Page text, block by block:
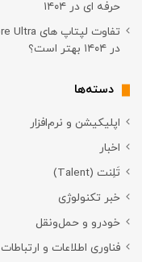
حرفه ای در ۱۴۰۴
در ۱۴۰۴ بهتر است؟
دسته‌ها
اپلیکیشن و نرم‌افزار
اخبار
تَلِنت (Talent)
خبر تکنولوژی
خودرو و حمل‌و‌نقل
فناوری اطلاعات و ارتباطات